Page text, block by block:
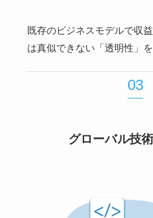
既存のビジネスモデルで収
は真似できない「透明性」
03
グローバル技